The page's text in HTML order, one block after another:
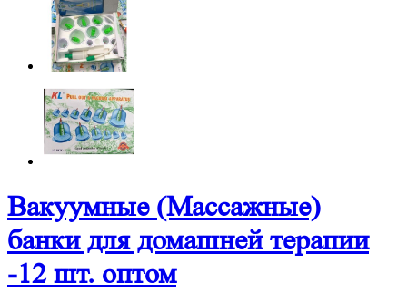
Вакуумные (Массажные)
банки для домашней терапии
-12 шт. оптом